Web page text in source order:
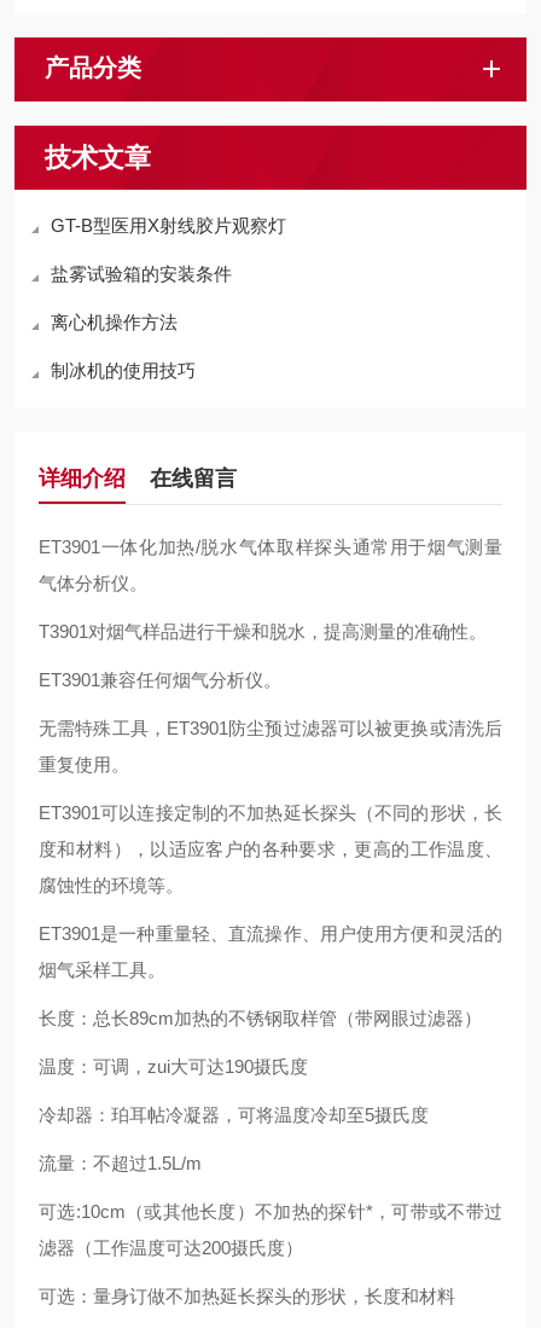
产品分类
技术文章
GT-B型医用X射线胶片观察灯
盐雾试验箱的安装条件
离心机操作方法
制冰机的使用技巧
详细介绍 在线留言
ET3901一体化加热/脱水气体取样探头通常用于烟气测量
气体分析仪。
T3901对烟气样品进行干燥和脱水，提高测量的准确性。
ET3901兼容任何烟气分析仪。
无需特殊工具，ET3901防尘预过滤器可以被更换或清洗后
重复使用。
ET3901可以连接定制的不加热延长探头（不同的形状，长
度和材料），以适应客户的各种要求，更高的工作温度、
腐蚀性的环境等。
ET3901是一种重量轻、直流操作、用户使用方便和灵活的
烟气采样工具。
长度：总长89cm加热的不锈钢取样管（带网眼过滤器）
温度：可调，zui大可达190摄氏度
冷却器：珀耳帖冷凝器，可将温度冷却至5摄氏度
流量：不超过1.5L/m
可选:10cm（或其他长度）不加热的探针*，可带或不带过
滤器（工作温度可达200摄氏度）
可选：量身订做不加热延长探头的形状，长度和材料